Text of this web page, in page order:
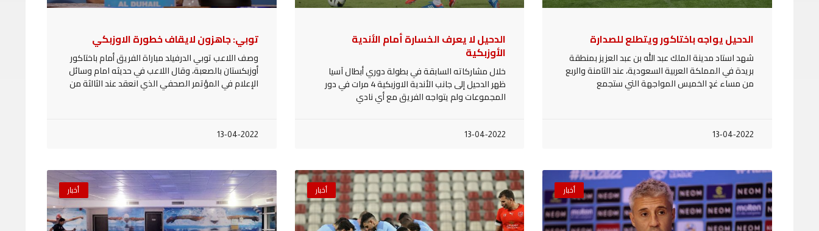
الدحيل يواجه باختاكور ويتطلع للصدارة
شهد استاد مدينة الملك عبد الله بن عبد العزيز بمنطقة
بريدة في المملكة العربية السعودية، عند الثامنة والربع
من مساء غدٍ الخميس المواجهة التي ستجمع
13-04-2022
الدحيل لا يعرف الخسارة أمام الأندية
الأوزبكية
خلال مشاركاته السابقة في بطولة دوري أبطال آسيا
ظهر الدحيل إلى جانب الأندية الاوزبكية 4 مرات في دور
المجموعات ولم يتواجه الفريق مع أي نادي
13-04-2022
توبي: جاهزون لايقاف خطورة الاوزبكي
وصف اللاعب توبي الدرفيلد مباراة الفريق أمام باختاكور
أوزبكستان بالصعبة، وقال اللاعب في حديثه امام وسائل
الإعلام في المؤتمر الصحفي الذي انعقد عند الثالثة من
13-04-2022
أخبار أخبار أخبار